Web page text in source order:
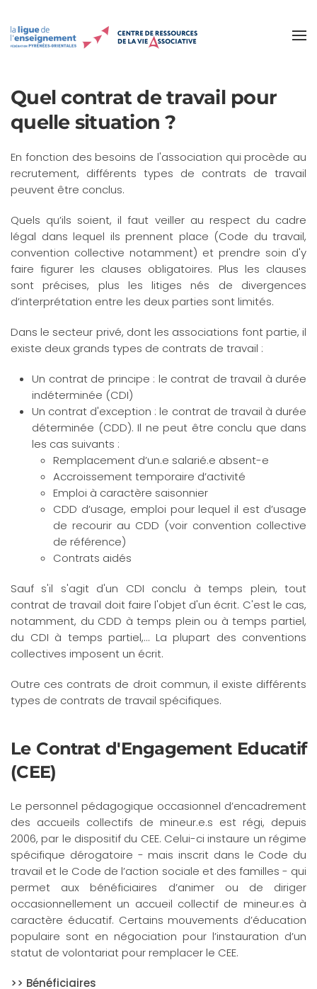
Accéder au contenu principal
Quel contrat de travail pour
quelle situation ?
En fonction des besoins de l'association qui procède au
recrutement, différents types de contrats de travail
peuvent être conclus.
Quels qu’ils soient, il faut veiller au respect du cadre
légal dans lequel ils prennent place (Code du travail,
convention collective notamment) et prendre soin d'y
faire figurer les clauses obligatoires. Plus les clauses
sont précises, plus les litiges nés de divergences
d’interprétation entre les deux parties sont limités.
Dans le secteur privé, dont les associations font partie, il
existe deux grands types de contrats de travail :
Un contrat de principe : le contrat de travail à durée
indéterminée (CDI)
Un contrat d'exception : le contrat de travail à durée
déterminée (CDD). Il ne peut être conclu que dans
les cas suivants :
Remplacement d’un.e salarié.e absent-e
Accroissement temporaire d’activité
Emploi à caractère saisonnier
CDD d’usage, emploi pour lequel il est d’usage
de recourir au CDD (voir convention collective
de référence)
Contrats aidés
Sauf s'il s'agit d'un CDI conclu à temps plein, tout
contrat de travail doit faire l'objet d'un écrit. C'est le cas,
notamment, du CDD à temps plein ou à temps partiel,
du CDI à temps partiel,… La plupart des conventions
collectives imposent un écrit.
Outre ces contrats de droit commun, il existe différents
types de contrats de travail spécifiques.
Le Contrat d'Engagement Educatif
(CEE)
Le personnel pédagogique occasionnel d’encadrement
des accueils collectifs de mineur.e.s est régi, depuis
2006, par le dispositif du CEE. Celui-ci instaure un régime
spécifique dérogatoire - mais inscrit dans le Code du
travail et le Code de l’action sociale et des familles - qui
permet aux bénéficiaires d’animer ou de diriger
occasionnellement un accueil collectif de mineur.es à
caractère éducatif. Certains mouvements d’éducation
populaire sont en négociation pour l’instauration d’un
statut de volontariat pour remplacer le CEE.
>> Bénéficiaires